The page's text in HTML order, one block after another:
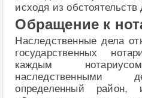
исходя из обстоятельств
Обращение к
Наследственные дела
государственных
каждым
наследственными
определенный район,